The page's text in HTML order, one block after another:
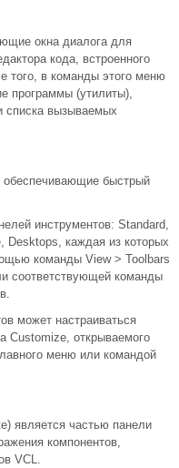
окна диалога для
кода, встроенного
того, в команды этого меню
программы (утилиты),
списка вызываемых
обеспечивающие быстрый
инструментов: Standard,
Desktops, каждая из которых
команды View > Toolbars
соответствующей команды
может настраиваться
Customize, открываемого
меню или командой
является частью панели
компонентов,
VCL.